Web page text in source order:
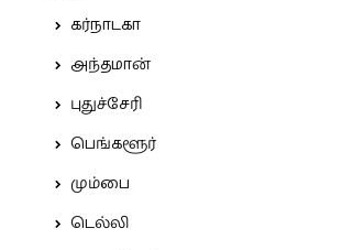
கர்நாடகா
அந்தமான்
புதுச்சேரி
பெங்களூர்
மும்பை
டெல்லி